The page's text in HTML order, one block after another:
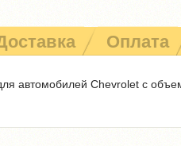
Оплата
автомобилей Chevrolet с